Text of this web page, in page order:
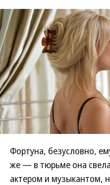
Фортуна, безусловно,
же — в тюрьме она
актером и музыкантом,